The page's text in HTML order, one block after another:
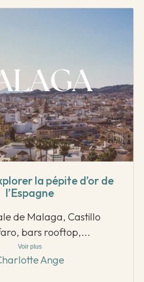
la pépite d’or de
l’Espagne
de Malaga, Castillo
bars rooftop,...
Voir plus
Ange